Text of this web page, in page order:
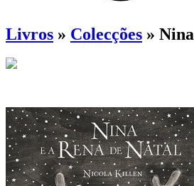
Livros » Colecções » Nina